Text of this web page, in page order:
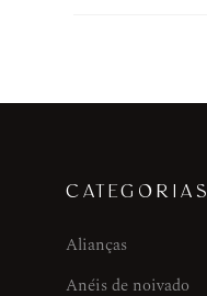
CATEGORIAS
Alianças
Anéis de noivado